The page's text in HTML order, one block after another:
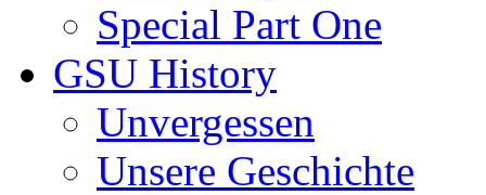
Special Part One
GSU History
Unvergessen
Unsere Geschichte